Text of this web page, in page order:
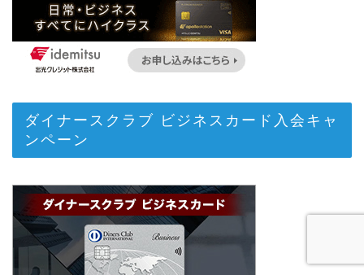
ダイナースクラブ ビジネスカード入会キャ
ンペーン